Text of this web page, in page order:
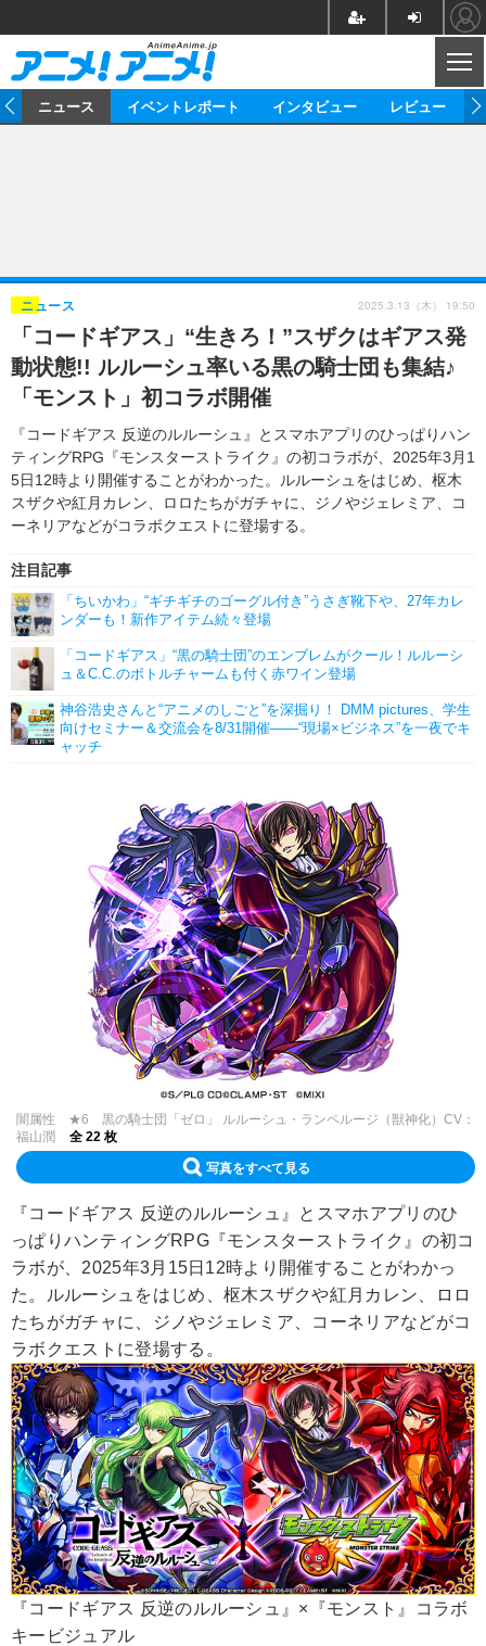
ゲーム グッズ
イベント 海外
海外イベント ビジネス
俳優・タレント アーティスト
ビジネス
アニメ 実写
イベント
ゲーム 座談会
動画
アニメ
アニメ！アニメ！TV ABEMA Cafe
連載・コラム
ニュース イベントレポート インタビュー レビュー
「コードギアス」“生きろ！”スザクはギアス発
動状態!! ルルーシュ率いる黒の騎士団も集結♪
「モンスト」初コラボ開催
『コードギアス 反逆のルルーシュ』とスマホアプリのひっぱりハン
ティングRPG『モンスターストライク』の初コラボが、2025年3月1
5日12時より開催することがわかった。ルルーシュをはじめ、枢木
スザクや紅月カレン、ロロたちがガチャに、ジノやジェレミア、コ
ーネリアなどがコラボクエストに登場する。
ニュース
注目記事
「ちいかわ」“ギチギチのゴーグル付き”うさぎ靴下や、27年カレ
ンダーも！新作アイテム続々登場
「コードギアス」“黒の騎士団”のエンブレムがクール！ルルーシ
ュ＆C.C.のボトルチャームも付く赤ワイン登場
神谷浩史さんと“アニメのしごと”を深掘り！ DMM pictures、学生
向けセミナー＆交流会を8/31開催――“現場×ビジネス”を一夜でキ
ャッチ
2025.3.13（木） 19:50
闇属性 ★6 黒の騎士団「ゼロ」 ルルーシュ・ランペルージ（獣神化）CV：
福山潤
全 22 枚
写真をすべて見る
『コードギアス 反逆のルルーシュ』とスマホアプリのひ
っぱりハンティングRPG『モンスターストライク』の初コ
ラボが、2025年3月15日12時より開催することがわかっ
た。ルルーシュをはじめ、枢木スザクや紅月カレン、ロロ
たちがガチャに、ジノやジェレミア、コーネリアなどがコ
ラボクエストに登場する。
『コードギアス 反逆のルルーシュ』×『モンスト』コラボ
キービジュアル